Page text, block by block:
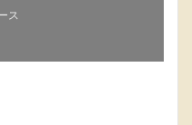
ス